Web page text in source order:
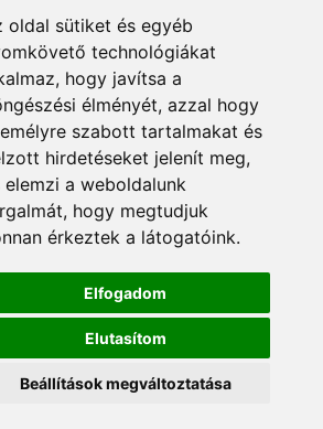
oldal sütiket és egyéb
technológiákat
hogy javítsa a
élményét, azzal hogy
szabott tartalmakat és
hirdetéseket jelenít meg,
elemzi a weboldalunk
hogy megtudjuk
érkeztek a látogatóink.
Elfogadom
Elutasítom
Beállítások megváltoztatása
Események Tagok
Elnökség
Kapcsolat
Club. Minden jog fenntartva. -
módosítása- Készítette:EDONETTE